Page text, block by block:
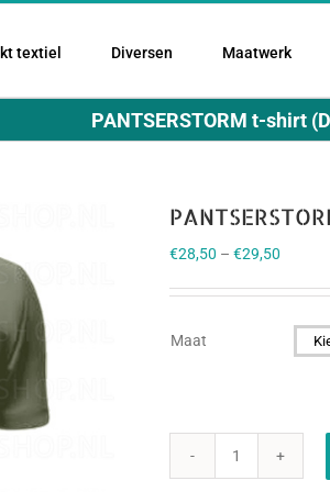
textiel Diversen Maatwerk
PANTSERSTORM t-shirt
€28,50 – €29,50
Maat